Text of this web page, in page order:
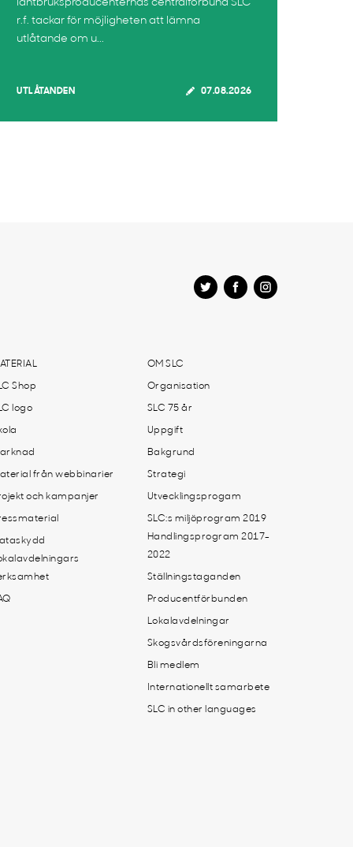
lantbruksproducenternas centralförbund SLC
r.f. tackar för möjligheten att lämna
utlåtande om u...
UTLÅTANDEN 07.08.2026
Shop
logo
från webbinarier
och kampanjer
OM SLC
Organisation
SLC 75 år
Uppgift
Bakgrund
Strategi
Utvecklingsprogam
SLC:s miljöprogram 2019
Handlingsprogram 2017-
2022
Ställningstaganden
Producentförbunden
Lokalavdelningar
Skogsvårdsföreningarna
Bli medlem
Internationellt samarbete
SLC in other languages